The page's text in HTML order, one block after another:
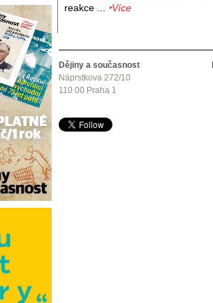
reakce ...
‣Více
Dějiny a současnost
Náprstkova 272/10
110 00 Praha 1